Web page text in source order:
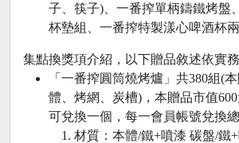
子、筷子)、一番搾單柄鑄鐵烤盤
杯墊組、一番搾特製漾心啤酒杯兩
集點換獎項介紹，以下贈品敘述依實
「一番搾圓筒燒烤爐」 共380組(
體、烤網、炭槽)，本贈品市值
可兌換一個，每一會員帳號兌換總
材質：本體/鐵+噴漆 碳盤/鐵